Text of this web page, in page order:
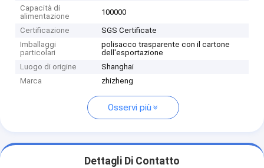
Capacità di
alimentazione
100000
Certificazione
SGS Certificate
Imballaggi
particolari
polisacco trasparente con il cartone
dell'esportazione
Luogo di origine
Shanghai
Marca
zhizheng
Osservi più
Dettagli Di Contatto